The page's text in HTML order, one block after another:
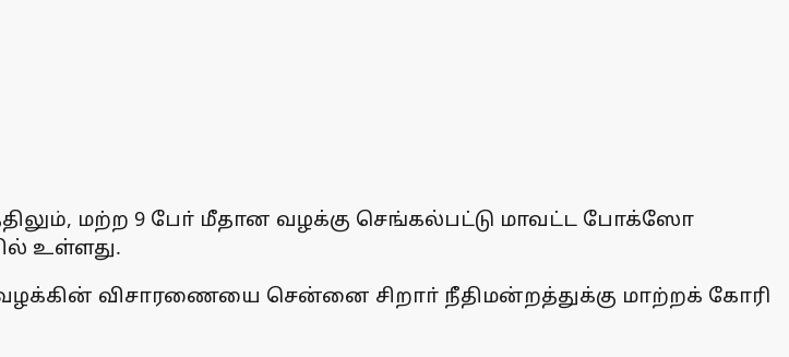
மற்ற 9 போ் மீதான வழக்கு செங்கல்பட்டு மாவட்ட போக்ஸோ
உள்ளது.
விசாரணையை சென்னை சிறாா் நீதிமன்றத்துக்கு மாற்றக் கோரி